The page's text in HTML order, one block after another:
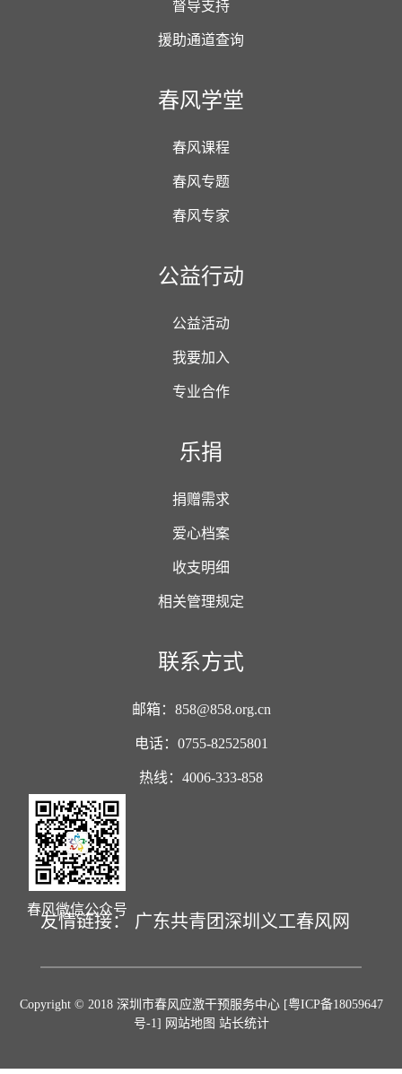
督导支持
援助通道查询
春风学堂
春风课程
春风专题
春风专家
公益行动
公益活动
我要加入
专业合作
乐捐
捐赠需求
爱心档案
收支明细
相关管理规定
联系方式
邮箱：858@858.org.cn
电话：0755-82525801
热线：4006-333-858
春风微信公众号
友情链接： 广东共青团深圳义工春风网
Copyright © 2018 深圳市春风应激干预服务中心 [粤ICP备18059647
号-1] 网站地图 站长统计